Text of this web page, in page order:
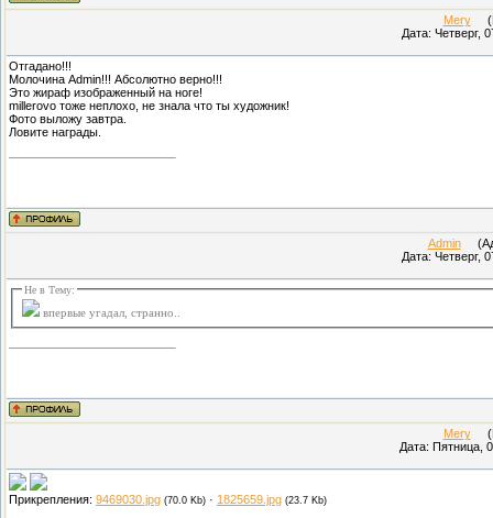
Mery
Дата: Четверг,
Отгадано!!!
Молочина Admin!!! Абсолютно верно!!!
Это жираф изображенный на ноге!
millerovo тоже неплохо, не знала что ты художник!
Фото выложу завтра.
Ловите награды.
Admin
Дата: Четверг,
Не в Тему:
впервые угадал, странно..
Mery
Дата: Пятница,
Прикрепления: 9469030.jpg (70.0 Kb) · 1825659.jpg (23.7 Kb)